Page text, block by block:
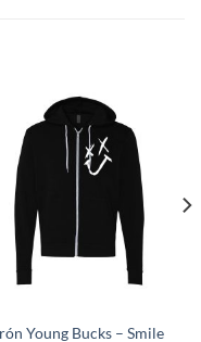
Young Bucks – Smile